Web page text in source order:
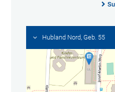
Hubland Nord, Geb. 55